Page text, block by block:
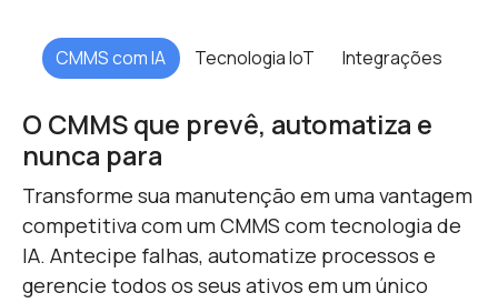
CMMS com IA Tecnologia IoT Integrações
O CMMS que prevê, automatiza e
nunca para
Transforme sua manutenção em uma vantagem
competitiva com um CMMS com tecnologia de
IA. Antecipe falhas, automatize processos e
gerencie todos os seus ativos em um único